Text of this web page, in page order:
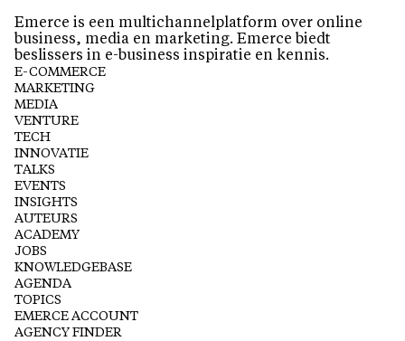
Emerce is een multichannelplatform over online
business, media en marketing. Emerce biedt
beslissers in e-business inspiratie en kennis.
E-COMMERCE
MARKETING
MEDIA
VENTURE
TECH
INNOVATIE
TALKS
EVENTS
INSIGHTS
AUTEURS
ACADEMY
JOBS
KNOWLEDGEBASE
AGENDA
TOPICS
EMERCE ACCOUNT
AGENCY FINDER